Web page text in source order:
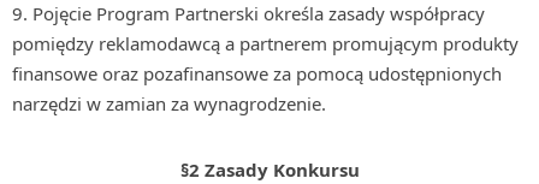
Pojęcie Program Partnerski określa zasady współpracy
pomiędzy reklamodawcą a partnerem promującym produkty
finansowe oraz pozafinansowe za pomocą udostępnionych
narzędzi w zamian za wynagrodzenie.
§2 Zasady Konkursu